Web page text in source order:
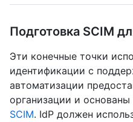
Подготовка SCIM
Эти конечные точки
идентификации с
автоматизации
организации и
SCIM. IdP должен